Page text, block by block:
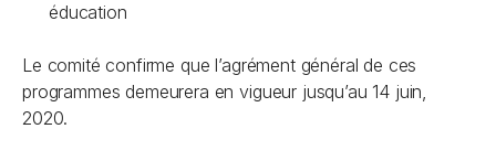
éducation
Le comité confirme que l’agrément général de ces
programmes demeurera en vigueur jusqu’au 14 juin,
2020.